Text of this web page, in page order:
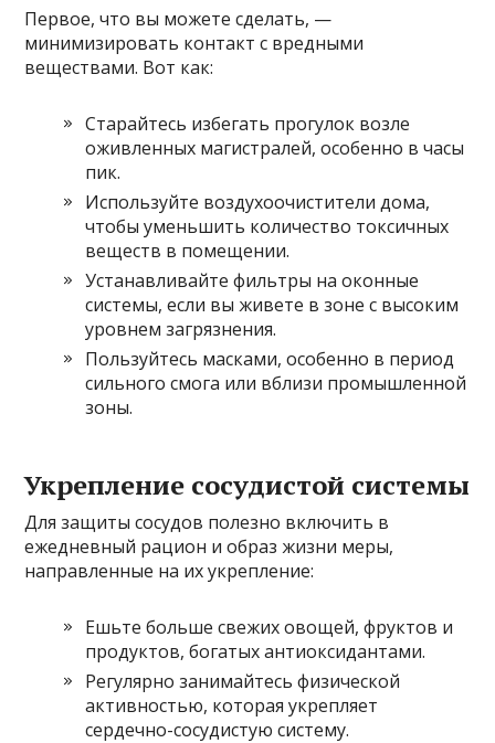
Первое, что вы можете сделать, —
минимизировать контакт с вредными
веществами. Вот как:
Старайтесь избегать прогулок возле
оживленных магистралей, особенно в часы
пик.
Используйте воздухоочистители дома,
чтобы уменьшить количество токсичных
веществ в помещении.
Устанавливайте фильтры на оконные
системы, если вы живете в зоне с высоким
уровнем загрязнения.
Пользуйтесь масками, особенно в период
сильного смога или вблизи промышленной
зоны.
Укрепление сосудистой системы
Для защиты сосудов полезно включить в
ежедневный рацион и образ жизни меры,
направленные на их укрепление:
Ешьте больше свежих овощей, фруктов и
продуктов, богатых антиоксидантами.
Регулярно занимайтесь физической
активностью, которая укрепляет
сердечно-сосудистую систему.